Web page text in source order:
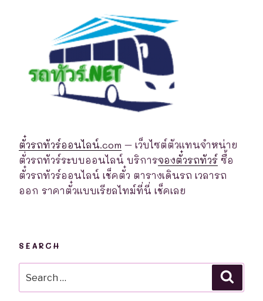
ตั๋วรถทัวร์ออนไลน์.com – เว็บไซต์ตัวแทนจำหน่าย
ตั่วรถทัวร์ระบบออนไลน์ บริการจองตั๋วรถทัวร์ ซื้อ
ตั๋วรถทัวร์ออนไลน์ เช็คตั๋ว ตารางเดินรถ เวลารถ
ออก ราคาตั๋วแบบเรียลไทม์ที่นี่ เช็คเลย
SEARCH
for: